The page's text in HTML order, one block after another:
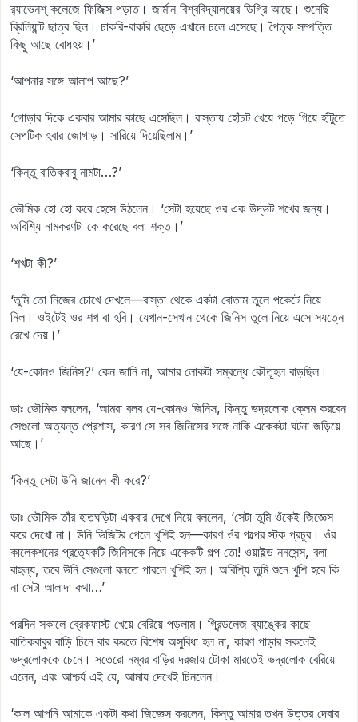
র‍্যাভেনশ্‌ কলেজে ফিজিক্স পড়াত। জার্মান বিশ্ববিদ্যালয়ের ডিগ্রি আছে। শুনেছি
ব্রিলিয়ান্ট ছাত্র ছিল। চাকরি-বাকরি ছেড়ে এখানে চলে এসেছে। পৈতৃক সম্পত্তি
কিছু আছে বোধহয়।’
‘আপনার সঙ্গে আলাপ আছে?’
‘গোড়ার দিকে একবার আমার কাছে এসেছিল। রাস্তায় হোঁচট খেয়ে পড়ে গিয়ে হাঁটুতে
সেপটিক হবার জোগাড়। সারিয়ে দিয়েছিলাম।’
‘কিন্তু বাতিকবাবু নামটা…?’
ভৌমিক হো হো করে হেসে উঠলেন। ‘সেটা হয়েছে ওর এক উদ্ভট শখের জন্য।
অবিশ্যি নামকরণটা কে করেছে বলা শক্ত।’
‘শখটা কী?’
‘তুমি তো নিজের চোখে দেখলে—রাস্তা থেকে একটা বোতাম তুলে পকেটে নিয়ে
নিল। ওইটেই ওর শখ বা হবি। যেখান-সেখান থেকে জিনিস তুলে নিয়ে এসে সযত্নে
রেখে দেয়।’
‘যে-কোনও জিনিস?’ কেন জানি না, আমার লোকটা সম্বন্ধে কৌতূহল বাড়ছিল।
ডাঃ ভৌমিক বললেন, ‘আমরা বলব যে-কোনও জিনিস, কিন্তু ভদ্রলোক ক্লেম করবেন
সেগুলো অত্যন্ত প্রেশাস, কারণ সে সব জিনিসের সঙ্গে নাকি একেকটা ঘটনা জড়িয়ে
আছে।’
‘কিন্তু সেটা উনি জানেন কী করে?’
ডাঃ ভৌমিক তাঁর হাতঘড়িটা একবার দেখে নিয়ে বললেন, ‘সেটা তুমি ওঁকেই জিজ্ঞেস
করে দেখো না। উনি ভিজিটর পেলে খুশিই হন—কারণ ওঁর গল্পের স্টক প্রচুর। ওঁর
কালেকশনের প্রত্যেকটি জিনিসকে নিয়ে একেকটি গল্প তো! ওয়াইল্ড ননসেন্স, বলা
বাহুল্য, তবে উনি সেগুলো বলতে পারলে খুশিই হন। অবিশ্যি তুমি শুনে খুশি হবে কি
না সেটা আলাদা কথা…’
পরদিন সকালে ব্রেকফাস্ট খেয়ে বেরিয়ে পড়লাম। গ্রিন্ডলেজ ব্যাঙ্কের কাছে
বাতিকবাবুর বাড়ি চিনে বার করতে বিশেষ অসুবিধা হল না, কারণ পাড়ার সকলেই
ভদ্রলোককে চেনে। সতেরো নম্বর বাড়ির দরজায় টোকা মারতেই ভদ্রলোক বেরিয়ে
এলেন, এবং আশ্চর্য এই যে, আমায় দেখেই চিনলেন।
‘কাল আপনি আমাকে একটা কথা জিজ্ঞেস করলেন, কিন্তু আমার তখন উত্তর দেবার